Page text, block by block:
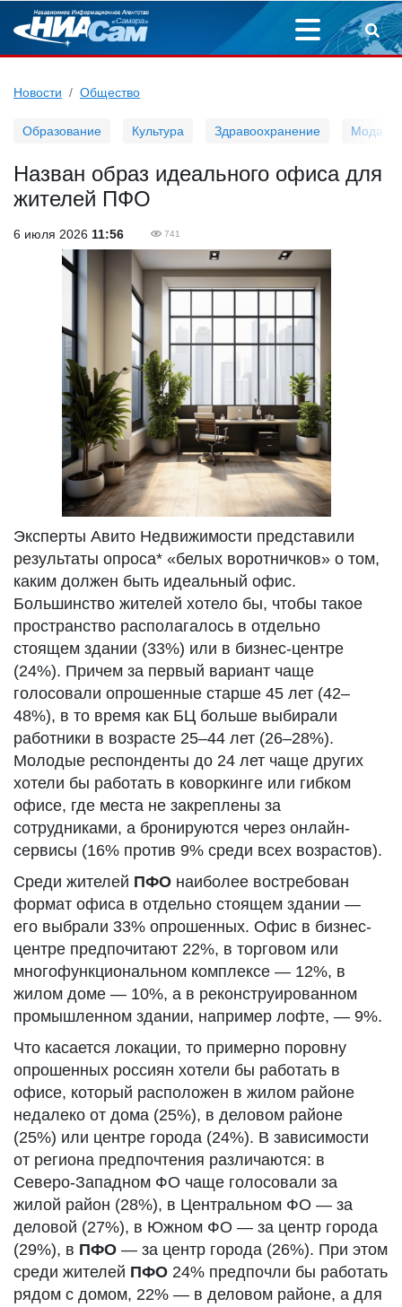
Новости Общество
Образование Культура Здравоохранение Мода
Назван образ идеального офиса для
жителей ПФО
6 июля 2026 11:56 741
Эксперты Авито Недвижимости представили
результаты опроса* «белых воротничков» о том,
каким должен быть идеальный офис.
Большинство жителей хотело бы, чтобы такое
пространство располагалось в отдельно
стоящем здании (33%) или в бизнес-центре
(24%). Причем за первый вариант чаще
голосовали опрошенные старше 45 лет (42–
48%), в то время как БЦ больше выбирали
работники в возрасте 25–44 лет (26–28%).
Молодые респонденты до 24 лет чаще других
хотели бы работать в коворкинге или гибком
офисе, где места не закреплены за
сотрудниками, а бронируются через онлайн-
сервисы (16% против 9% среди всех возрастов).
Среди жителей ПФО наиболее востребован
формат офиса в отдельно стоящем здании —
его выбрали 33% опрошенных. Офис в бизнес-
центре предпочитают 22%, в торговом или
многофункциональном комплексе — 12%, в
жилом доме — 10%, а в реконструированном
промышленном здании, например лофте, — 9%.
Что касается локации, то примерно поровну
опрошенных россиян хотели бы работать в
офисе, который расположен в жилом районе
недалеко от дома (25%), в деловом районе
(25%) или центре города (24%). В зависимости
от региона предпочтения различаются: в
Северо-Западном ФО чаще голосовали за
жилой район (28%), в Центральном ФО — за
деловой (27%), в Южном ФО — за центр города
(29%), в ПФО — за центр города (26%). При этом
среди жителей ПФО 24% предпочли бы работать
рядом с домом, 22% — в деловом районе, а для